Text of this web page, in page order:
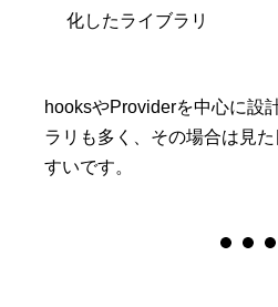
化したライブラリ
hooksやProviderを中心に設
ラリも多く、その場合は見
すいです。